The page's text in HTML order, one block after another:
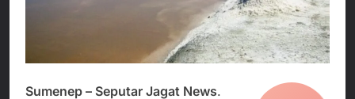
Kedekatan Kepala KUA
Pabuaran dengan Istri
Warga Mengemuka
Agustus 3, 2026
Sekdis Pendidikan Buka
Rakor Dewan
Pendidikan Bersama
Mitra Pendidikan di
Kabupaten Sukabumi
Agustus 3, 2026
Langsung Turun
Sumenep – Seputar Jagat News.